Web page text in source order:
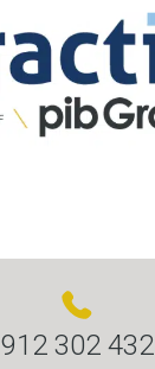
912 302 432